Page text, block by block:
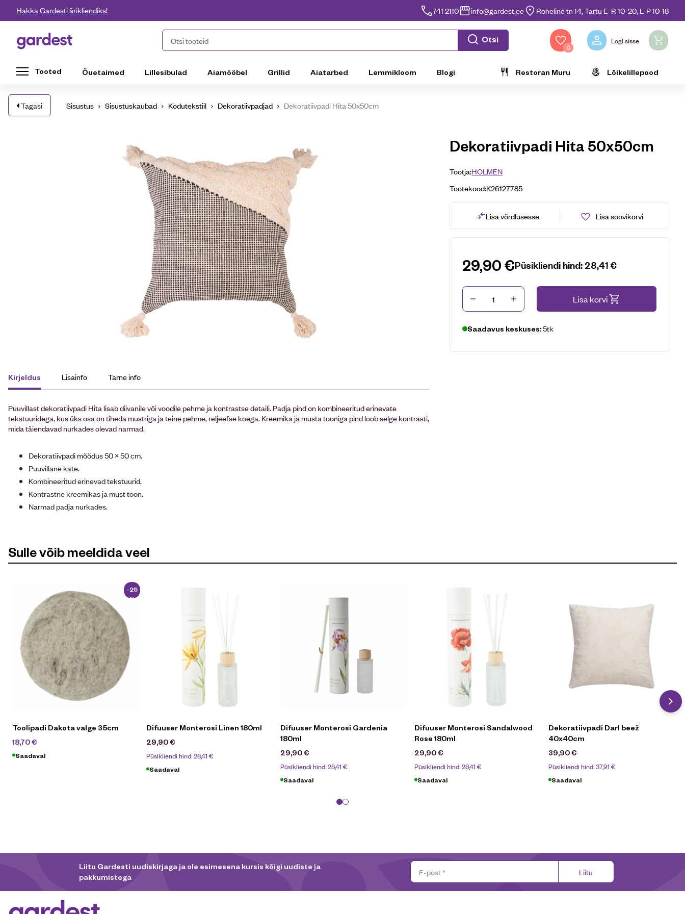
Liigu edasi põhisisu juurde
Hakka Gardesti ärikliendiks! 741 2110 info@gardest.ee Roheline tn 14, Tartu E-R 10-20, L-P 10-18
Gardest Otsi tooteid Otsi
0
Logi sisse
Tooted Õuetaimed Lillesibulad Aiamööbel Grillid Aiatarbed Lemmikloom Blogi Restoran Muru Lõikelillepood
Tagasi Sisustus Sisustuskaubad Kodutekstiil Dekoratiivpadjad Dekoratiivpadi Hita 50x50cm
Kirjeldus Lisainfo Tarne info
Puuvillast dekoratiivpadi Hita lisab diivanile või voodile pehme ja kontrastse detaili. Padja pind on kombineeritud erinevate
tekstuuridega, kus üks osa on tiheda mustriga ja teine pehme, reljeefse koega. Kreemika ja musta tooniga pind loob selge kontrasti,
mida täiendavad nurkades olevad narmad.
Dekoratiivpadi mõõdus 50 × 50 cm.
Puuvillane kate.
Kombineeritud erinevad tekstuurid.
Kontrastne kreemikas ja must toon.
Narmad padja nurkades.
Dekoratiivpadi Hita 50x50cm
Tootja:HOLMEN
Tootekood:K26127785
Lisa võrdlusesse Lisa soovikorvi
29,90€Püsikliendi hind: 28,41€
Kogus Lisa korvi
Saadavus keskuses:5tk
Sulle võib meeldida veel
-25
%
Toolipadi Dakota valge 35cm
18,70€
Saadaval
Difuuser Monterosi Linen 180ml
29,90€
Püsikliendi hind:28,41 €
Saadaval
Difuuser Monterosi Gardenia
180ml
29,90€
Püsikliendi hind:28,41 €
Saadaval
Difuuser Monterosi Sandalwood
Rose 180ml
29,90€
Püsikliendi hind:28,41 €
Saadaval
Dekoratiivpadi Darl beež
40x40cm
39,90€
Püsikliendi hind:37,91 €
Saadaval
Liitu Gardesti uudiskirjaga ja ole esimesena kursis kõigi uudiste ja
pakkumistega
Liitu